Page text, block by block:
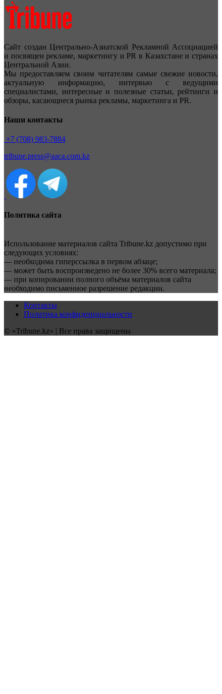
Сайт создан Центрально-Азиатской Рекламной Ассоциацией
и посвящен рекламе, маркетингу и PR в Казахстане и странах
Центральной Азии.
Мы предоставляем своим читателям самые свежие новости,
актуальную информацию, интервью с ведущими
специалистами, интересные и полезные статьи, рейтинги и
обзоры, касающиеся рынка рекламы, маркетинга и PR.
Наши контакты
+7 (708) 983-7884
tribune.press@aaca.com.kz
Политика сайта
Использование материалов сайта Tribune.kz допустимо при
следующих условиях:
— необходима гиперссылка в первом абзаце;
— может быть воспроизведено не более 30% всего материала;
— при копировании полного объёма материалов сайта
необходимо письменное разрешение редакции.
Контакты
Политика конфиденциальности
© «Tribune.kz» | Все права защищены